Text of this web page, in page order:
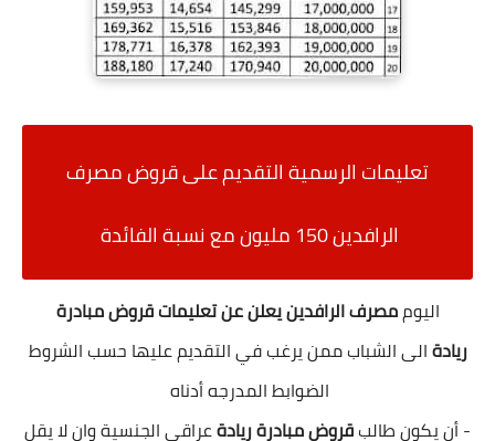
تعليمات الرسمية التقديم على قروض مصرف
الرافدين 150 مليون مع نسبة الفائدة
اليوممصرف الرافدين يعلن عن تعليمات قروض مبادرة
ريادةالى الشباب ممن يرغب في التقديم عليها حسب الشروط
الضوابط المدرجه أدناه
- أن يكون طالبقروض مبادرة ريادةعراقي الجنسية وان لا يقل